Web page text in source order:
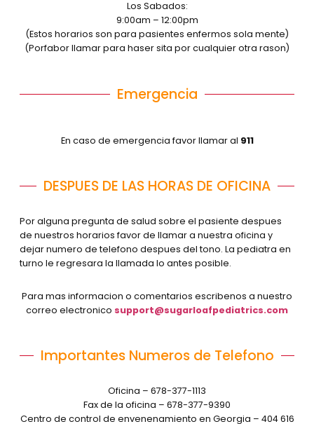
Los Sabados:
9:00am – 12:00pm
(Estos horarios son para pasientes enfermos sola mente)
(Porfabor llamar para haser sita por cualquier otra rason)
Emergencia
En caso de emergencia favor llamar al 911
DESPUES DE LAS HORAS DE OFICINA
Por alguna pregunta de salud sobre el pasiente despues
de nuestros horarios favor de llamar a nuestra oficina y
dejar numero de telefono despues del tono. La pediatra en
turno le regresara la llamada lo antes posible.
Para mas informacion o comentarios escribenos a nuestro
correo electronico support@sugarloafpediatrics.com
Importantes Numeros de Telefono
Oficina – 678-377-1113
Fax de la oficina – 678-377-9390
Centro de control de envenenamiento en Georgia – 404 616